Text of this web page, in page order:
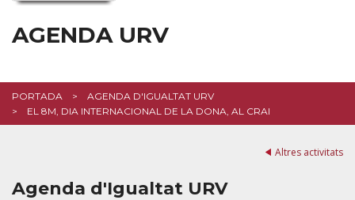
AGENDA URV
PORTADA
AGENDA D'IGUALTAT URV
EL 8M, DIA INTERNACIONAL DE LA DONA, AL CRAI
Altres activitats
Agenda d'Igualtat URV